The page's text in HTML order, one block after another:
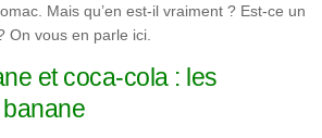
Mais qu’en est-il vraiment ? Est-ce un
On vous en parle ici.
et coca-cola : les